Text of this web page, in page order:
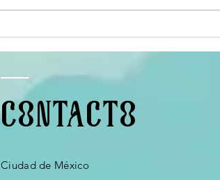
La papisa y la
contemplación
CONTACTO
Ciudad de México